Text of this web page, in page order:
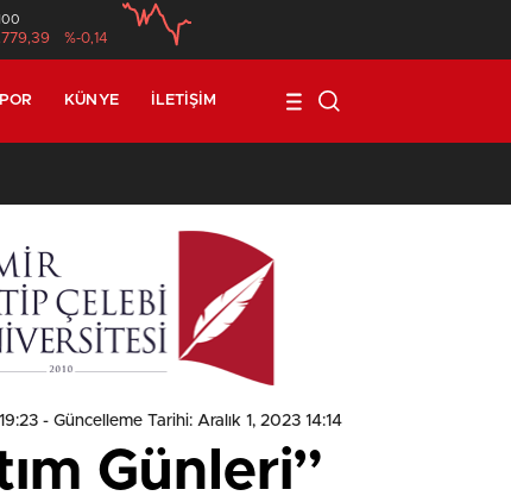
%-0,14
KÜNYE İLETIŞIM
- Güncelleme Tarihi: Aralık 1, 2023 14:14
Günleri”